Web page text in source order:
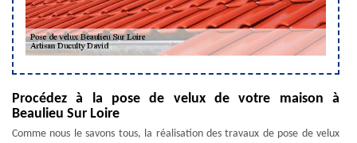
Procédez à la pose de velux de votre maison à
Beaulieu Sur Loire
Comme nous le savons tous, la réalisation des travaux de pose de velux